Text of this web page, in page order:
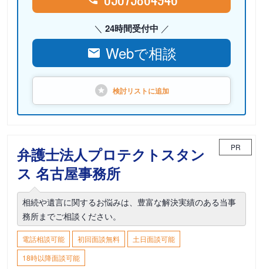
24時間受付中
Webで相談
検討リストに追加
弁護士法人プロテクトスタン
ス 名古屋事務所
PR
相続や遺言に関するお悩みは、豊富な解決実績のある当事
務所までご相談ください。
電話相談可能 初回面談無料
土日面談可能
18時以降面談可能